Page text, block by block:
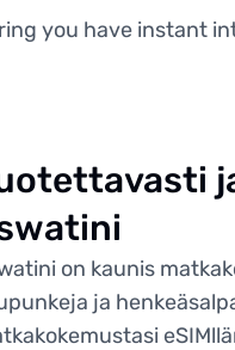
you have instant
on kaunis
ja